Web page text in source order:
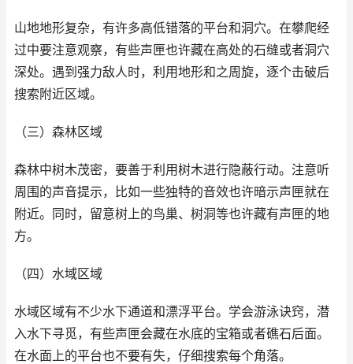
山地地形复杂，有许多高低错落的平台和洞穴。在攀爬经
过中要注意观察，有些声匣也许藏在高处的石缝或者洞穴
深处。遇到强力敌人时，利用地形和之周旋，逐个击破后
搜索附近区域。
（三）森林区域
森林中树木茂密，要善于利用树木进行隐蔽行动。注意听
周围的声音提示，比如一些独特的音效也许暗示声匣就在
附近。同时，留意树上的鸟巢、树洞等也许藏有声匣的地
方。
（四）水域区域
水域区域有不少水下通道和漂浮平台。学会游泳诀窍，潜
入水下寻觅，有些声匣会藏在水底的宝箱或者礁石后面。
在水面上的平台也不要有失，仔细搜索每个角落。